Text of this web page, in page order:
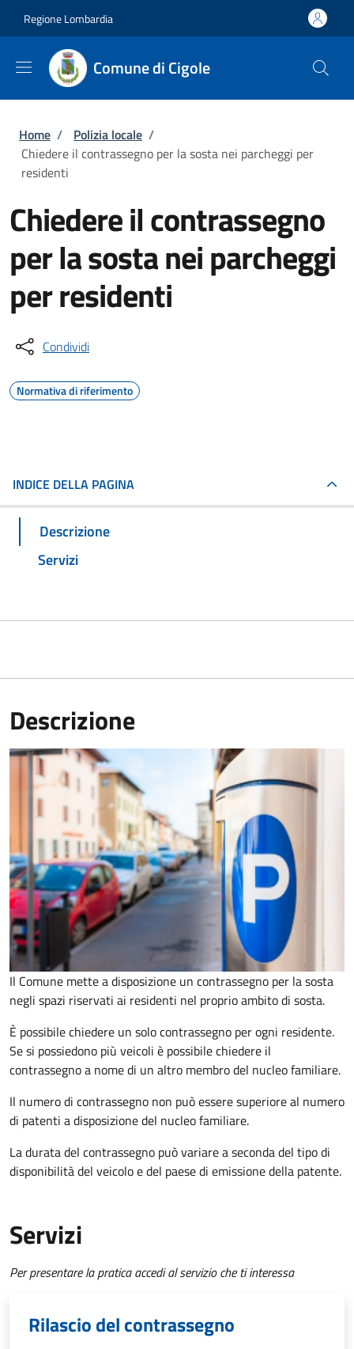
Regione Lombardia
Comune di Cigole
Briciole di pane
Home / Polizia locale /
Chiedere il contrassegno per la sosta nei parcheggi per
residenti
Chiedere il contrassegno
per la sosta nei parcheggi
per residenti
Condividi
Normativa di riferimento
INDICE DELLA PAGINA
Descrizione
Servizi
Descrizione
Il Comune mette a disposizione un contrassegno per la sosta
negli spazi riservati ai residenti nel proprio ambito di sosta.
È possibile chiedere un solo contrassegno per ogni residente.
Se si possiedono più veicoli è possibile chiedere il
contrassegno a nome di un altro membro del nucleo familiare.
Il numero di contrassegno non può essere superiore al numero
di patenti a disposizione del nucleo familiare.
La durata del contrassegno può variare a seconda del tipo di
disponibilità del veicolo e del paese di emissione della patente.
Servizi
Per presentare la pratica accedi al servizio che ti interessa
Rilascio del contrassegno